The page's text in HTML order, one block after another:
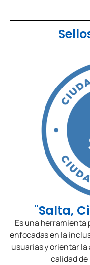
"Salta,
Es una herramienta
enfocadas en la
usuarias y orientar la
calidad